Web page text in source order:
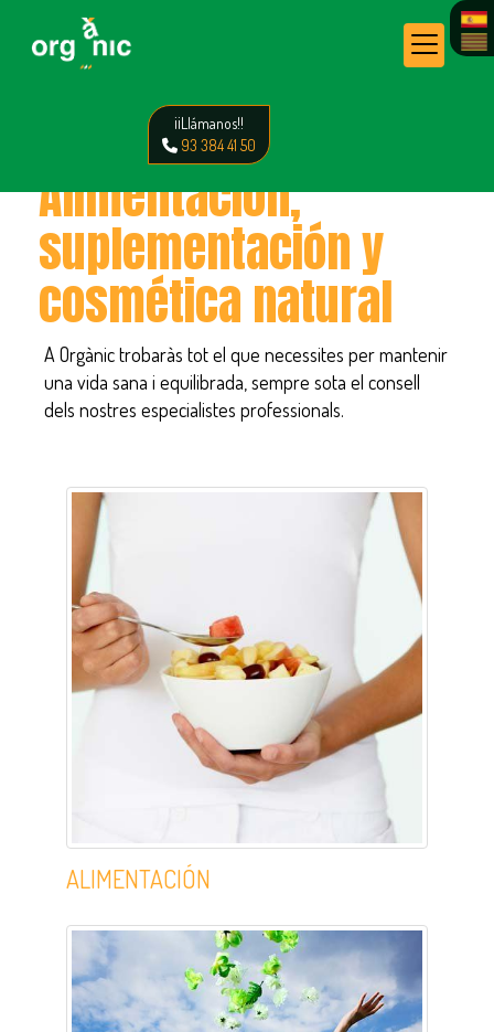
¡¡Llámanos!!
93 384 41 50
Alimentación,
suplementación y
cosmética natural
A Orgànic trobaràs tot el que necessites per mantenir
una vida sana i equilibrada, sempre sota el consell
dels nostres especialistes professionals.
ALIMENTACIÓN